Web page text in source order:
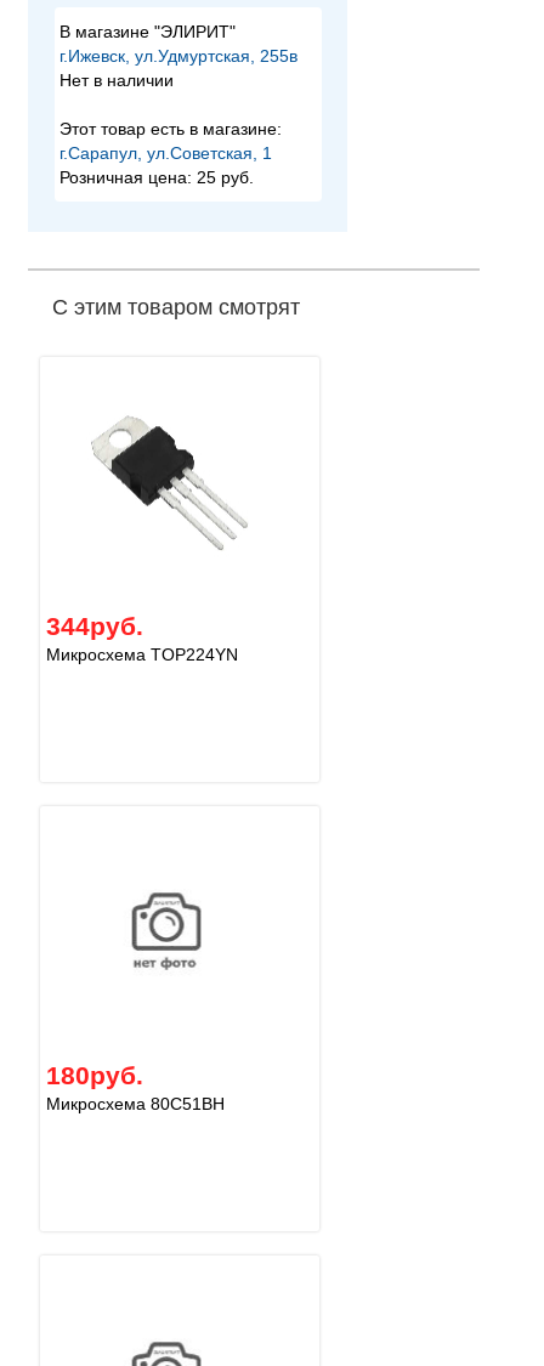
В магазине "ЭЛИРИТ"
г.Ижевск, ул.Удмуртская, 255в
Нет в наличии
Этот товар есть в магазине:
г.Сарапул, ул.Советская, 1
Розничная цена: 25 руб.
С этим товаром смотрят
344руб.
Микросхема TOP224YN
180руб.
Микросхема 80C51BH